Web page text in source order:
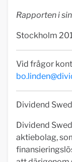
Rapporten i
Stockholm
Vid frågor
Dividend
Dividend
aktiebolag,